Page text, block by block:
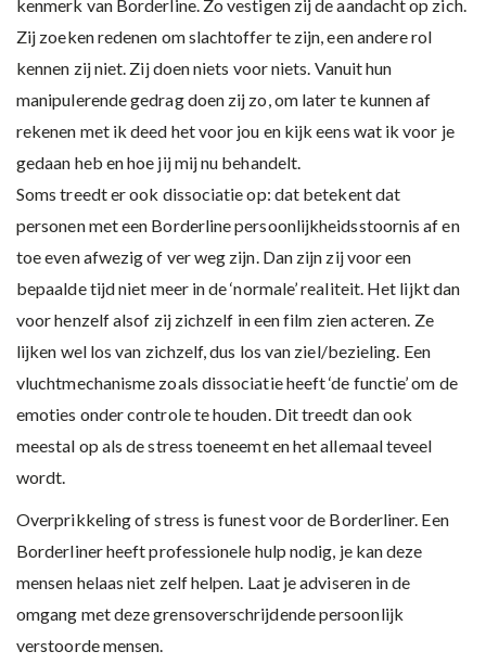
kenmerk van Borderline. Zo vestigen zij de aandacht op zich.
Zij zoeken redenen om slachtoffer te zijn, een andere rol
kennen zij niet. Zij doen niets voor niets. Vanuit hun
manipulerende gedrag doen zij zo, om later te kunnen af
rekenen met ik deed het voor jou en kijk eens wat ik voor je
gedaan heb en hoe jij mij nu behandelt.
Soms treedt er ook dissociatie op: dat betekent dat
personen met een Borderline persoonlijkheidsstoornis af en
toe even afwezig of ver weg zijn. Dan zijn zij voor een
bepaalde tijd niet meer in de ‘normale’ realiteit. Het lijkt dan
voor henzelf alsof zij zichzelf in een film zien acteren. Ze
lijken wel los van zichzelf, dus los van ziel/bezieling. Een
vluchtmechanisme zoals dissociatie heeft ‘de functie’ om de
emoties onder controle te houden. Dit treedt dan ook
meestal op als de stress toeneemt en het allemaal teveel
wordt.
Overprikkeling of stress is funest voor de Borderliner. Een
Borderliner heeft professionele hulp nodig, je kan deze
mensen helaas niet zelf helpen. Laat je adviseren in de
omgang met deze grensoverschrijdende persoonlijk
verstoorde mensen.